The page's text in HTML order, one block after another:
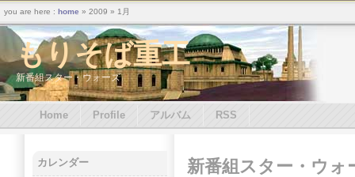
もりそば重工
新番組スター・ウォーズ
新番組スター・ウォ
カレンダー
Home Profile アルバム RSS
you are here : home » 2009 » 1月